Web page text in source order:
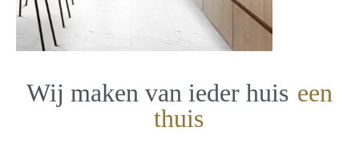
Wij maken van ieder huis een
thuis